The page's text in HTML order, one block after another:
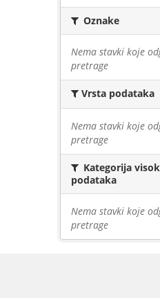
Oznake
Nema stavki koje
pretrage
Vrsta podataka
Nema stavki koje
pretrage
Kategorija
podataka
Nema stavki koje
pretrage